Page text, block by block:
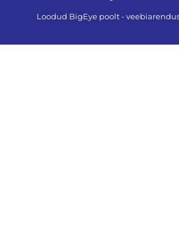
Loodud BigEye poolt -